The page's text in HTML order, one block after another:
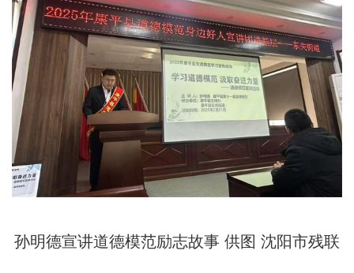
孙明德宣讲道德模范励志故事 供图 沈阳市残联